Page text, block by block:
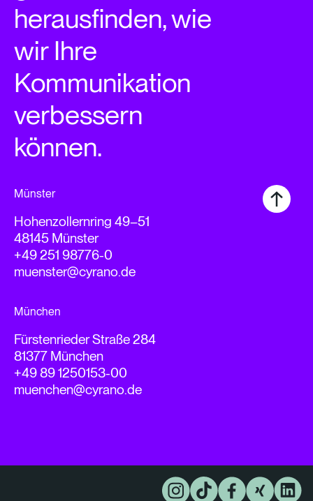
herausfinden, wie
wir Ihre
Kommunikation
verbessern
können.
Münster
Hohenzollernring 49–51
48145 Münster
+49 251 98776-0
muenster@cyrano.de
München
Fürstenrieder Straße 284
81377 München
+49 89 1250153-00
muenchen@cyrano.de